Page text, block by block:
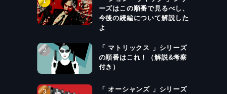
ーズはこの順番で見るべし、
今後の続編について解説した
よ
「 マトリックス 」シリーズ
の順番はこれ！（解説&考察
付き）
「 オーシャンズ 」シリーズ